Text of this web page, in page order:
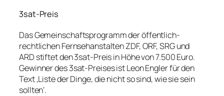
3sat-Preis
Das Gemeinschaftsprogramm der öffentlich-
rechtlichen Fernsehanstalten ZDF, ORF, SRG und
ARD stiftet den 3sat-Preis in Höhe von 7.500 Euro.
Gewinner des 3sat-Preises ist Leon Engler für den
Text ‚Liste der Dinge, die nicht so sind, wie sie sein
sollten‘.